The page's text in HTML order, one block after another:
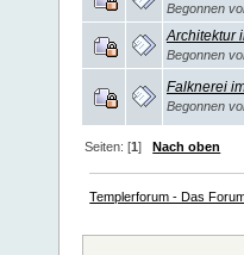
Begonnen
Architektur
Begonnen
Falknerei
Begonnen
Seiten: [1]Nach oben
Templerforum - Das